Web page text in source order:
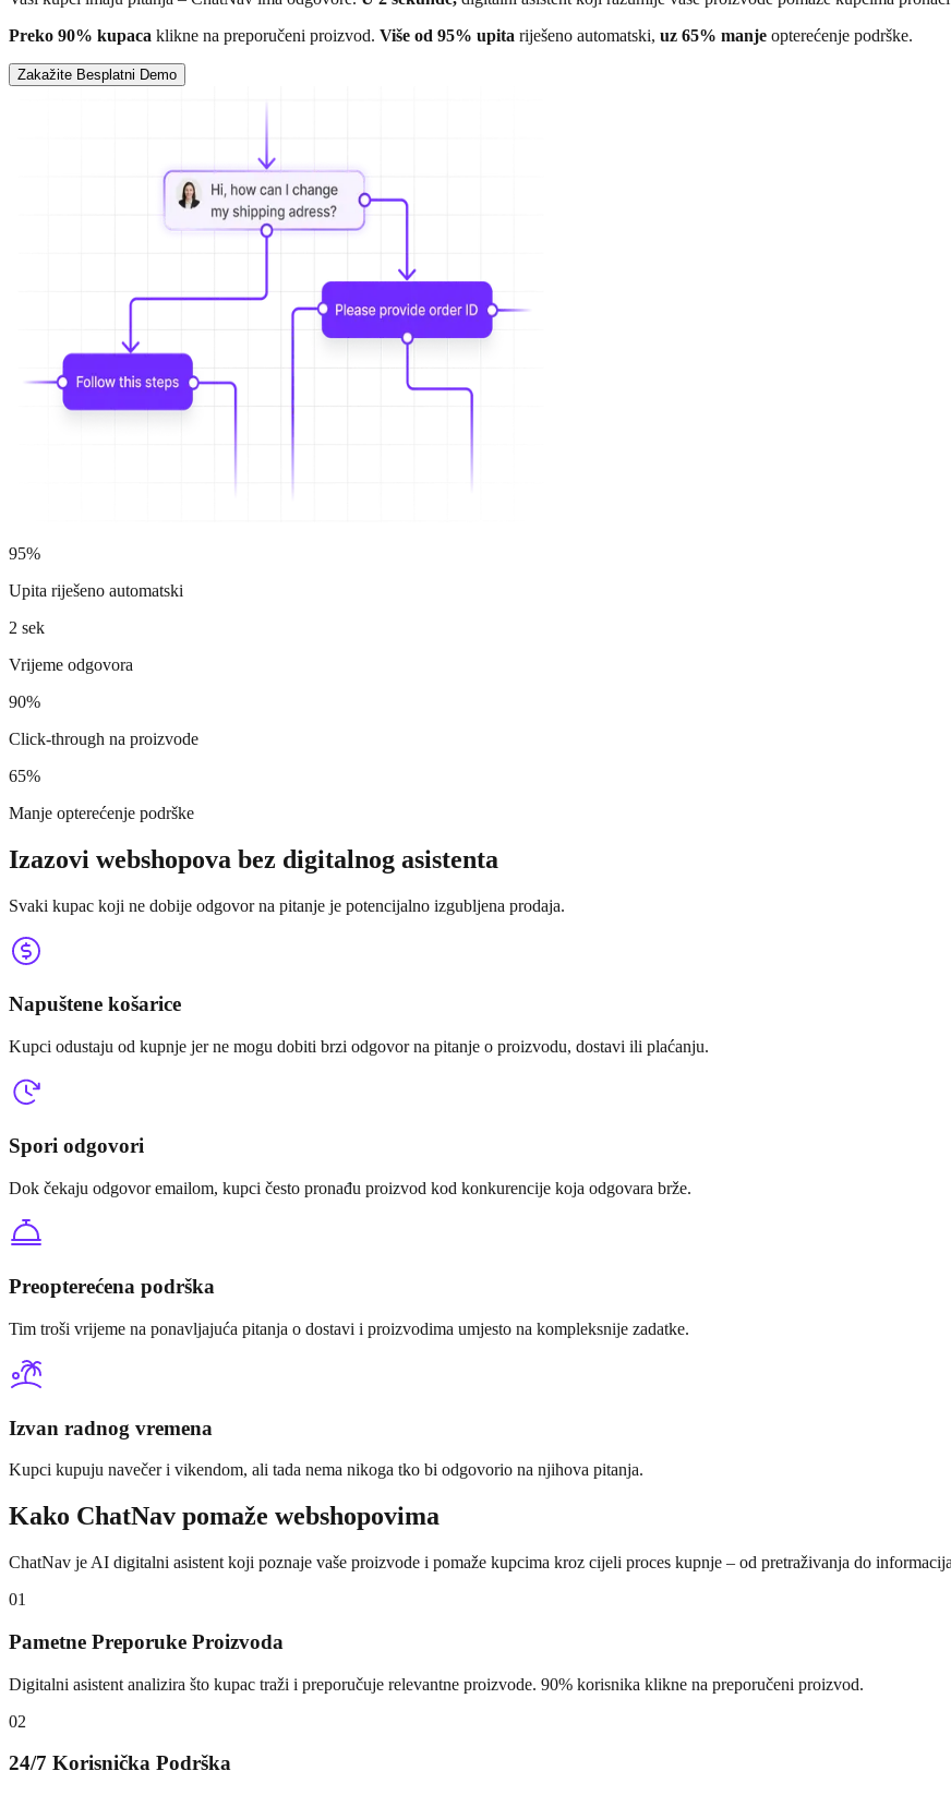
Preko 90% kupaca klikne na preporučeni proizvod. Više od 95% upita riješeno automatski, uz 65% manje opterećenje podrške.
Zakažite Besplatni Demo
95%
Upita riješeno automatski
2 sek
Vrijeme odgovora
90%
Click-through na proizvode
65%
Manje opterećenje podrške
Izazovi webshopova bez digitalnog asistenta
Svaki kupac koji ne dobije odgovor na pitanje je potencijalno izgubljena prodaja.
Napuštene košarice
Kupci odustaju od kupnje jer ne mogu dobiti brzi odgovor na pitanje o proizvodu, dostavi ili plaćanju.
Spori odgovori
Dok čekaju odgovor emailom, kupci često pronađu proizvod kod konkurencije koja odgovara brže.
Preopterećena podrška
Tim troši vrijeme na ponavljajuća pitanja o dostavi i proizvodima umjesto na kompleksnije zadatke.
Izvan radnog vremena
Kupci kupuju navečer i vikendom, ali tada nema nikoga tko bi odgovorio na njihova pitanja.
Kako ChatNav pomaže webshopovima
ChatNav je AI digitalni asistent koji poznaje vaše proizvode i pomaže kupcima kroz cijeli proces kupnje – od pretraživanja do
01
Pametne Preporuke Proizvoda
Digitalni asistent analizira što kupac traži i preporučuje relevantne proizvode. 90% korisnika klikne na preporučeni proizvod.
02
24/7 Korisnička Podrška